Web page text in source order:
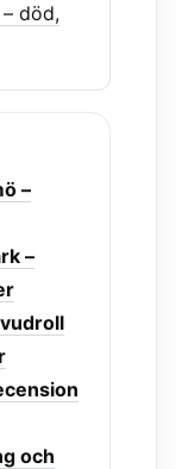
död,
–
–
och